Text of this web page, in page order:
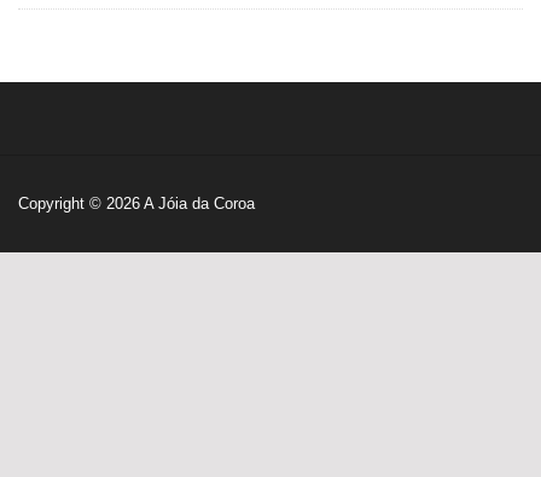
Copyright © 2026 A Jóia da Coroa